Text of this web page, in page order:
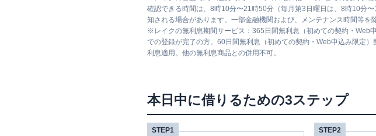
確認できる時間は、8時10分〜21時50分（毎月第3日曜日は、8時10分
知される場合があります。一部金融機関および、メンテナンス時間等を
※ レイクの無利息期間サービス：365日間無利息（初めての契約・
での登録が完了の方。60日間無利息（初めての契約・Web申込み限定
利息適用。他の無利息商品との併用不可。
本日中に借りるための3ステップ
STEP1 STEP2